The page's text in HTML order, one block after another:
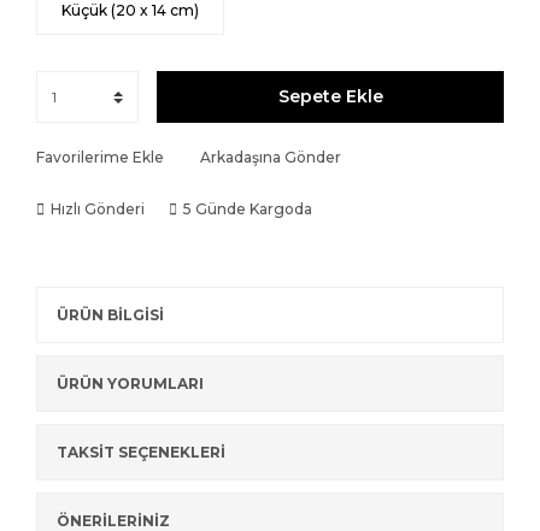
Küçük (20 x 14 cm)
Sepete Ekle
Favorilerime Ekle Arkadaşına Gönder
Hızlı Gönderi 5 Günde Kargoda
ÜRÜN BİLGİSİ
ÜRÜN YORUMLARI
TAKSİT SEÇENEKLERİ
ÖNERİLERİNİZ